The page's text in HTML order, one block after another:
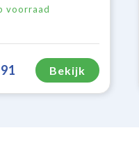
voorraad
Bekijk